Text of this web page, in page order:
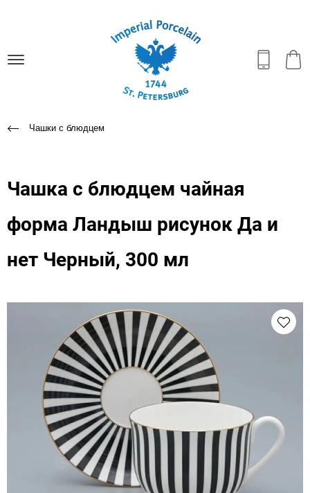
Чашки с блюдцем
Чашка с блюдцем чайная
форма Ландыш рисунок Да и
нет Черный, 300 мл